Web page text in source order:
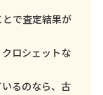
で査定結果が
ロシェットな
るのなら、古